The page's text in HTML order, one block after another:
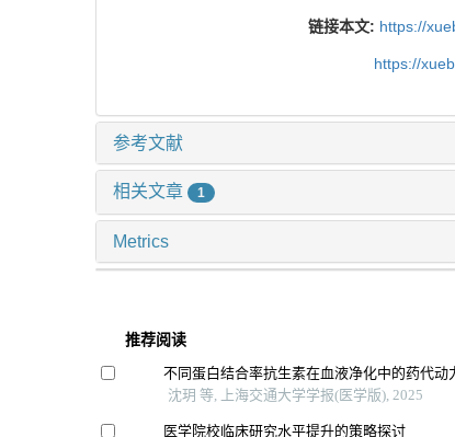
链接本文: https://
https://
参考文献
相关文章 1
Metrics
推荐阅读
不同蛋白结合率抗生素在血液净化中的药代动
沈玥 等, 上海交通大学学报(医学版), 2025
医学院校临床研究水平提升的策略探讨